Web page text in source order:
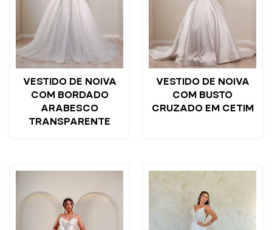
VESTIDO DE NOIVA
COM BORDADO
ARABESCO
TRANSPARENTE
VESTIDO DE NOIVA
COM BUSTO
CRUZADO EM CETIM